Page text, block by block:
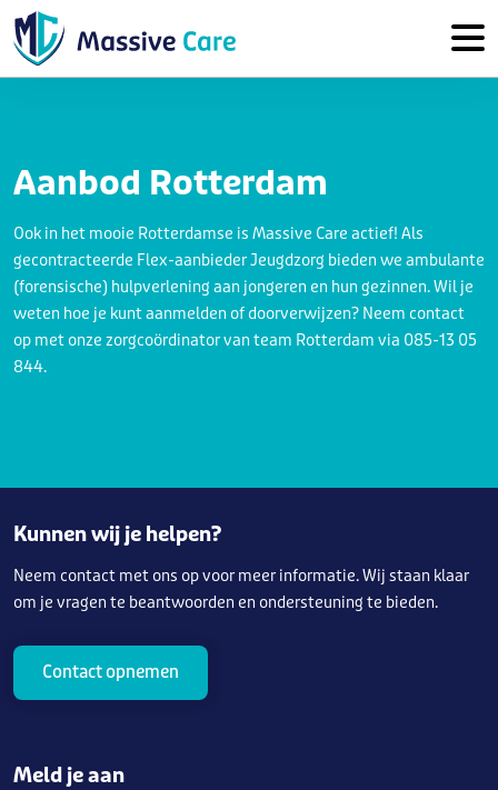
Aanbod Rotterdam
Ook in het mooie Rotterdamse is Massive Care actief! Als
gecontracteerde Flex-aanbieder Jeugdzorg bieden we ambulante
(forensische) hulpverlening aan jongeren en hun gezinnen. Wil je
weten hoe je kunt aanmelden of doorverwijzen? Neem contact
op met onze zorgcoördinator van team Rotterdam via 085-13 05
844.
Kunnen wij je helpen?
Neem contact met ons op voor meer informatie. Wij staan klaar
om je vragen te beantwoorden en ondersteuning te bieden.
Contact opnemen
Meld je aan